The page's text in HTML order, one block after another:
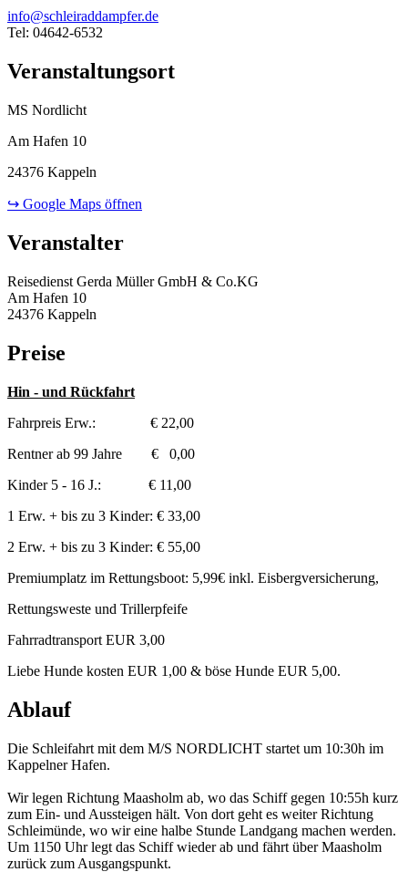
info@schleiraddampfer.de
Tel: 04642-6532
Veranstaltungsort
MS Nordlicht
Am Hafen 10
24376 Kappeln
↪ Google Maps öffnen
Veranstalter
Reisedienst Gerda Müller GmbH & Co.KG
Am Hafen 10
24376 Kappeln
Preise
Hin - und Rückfahrt
Fahrpreis Erw.: € 22,00
Rentner ab 99 Jahre € 0,00
Kinder 5 - 16 J.: € 11,00
1 Erw. + bis zu 3 Kinder: € 33,00
2 Erw. + bis zu 3 Kinder: € 55,00
Premiumplatz im Rettungsboot: 5,99€ inkl. Eisbergversicherung,
Rettungsweste und Trillerpfeife
Fahrradtransport EUR 3,00
Liebe Hunde kosten EUR 1,00 & böse Hunde EUR 5,00.
Ablauf
Die Schleifahrt mit dem M/S NORDLICHT startet um 10:30h im
Kappelner Hafen.
Wir legen Richtung Maasholm ab, wo das Schiff gegen 10:55h kurz
zum Ein- und Aussteigen hält. Von dort geht es weiter Richtung
Schleimünde, wo wir eine halbe Stunde Landgang machen werden.
Um 1150 Uhr legt das Schiff wieder ab und fährt über Maasholm
zurück zum Ausgangspunkt.